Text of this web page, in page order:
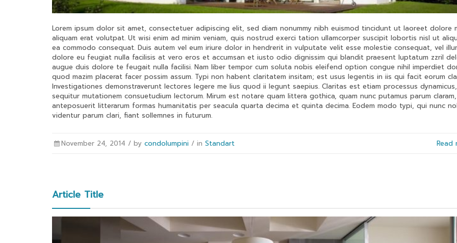
Lorem ipsum dolor sit amet, consectetuer adipiscing elit, sed diam nonummy nibh euismod tincidunt ut laoreet dolore
aliquam erat volutpat. Ut wisi enim ad minim veniam, quis nostrud exerci tation ullamcorper suscipit lobortis nisl ut
ea commodo consequat. Duis autem vel eum iriure dolor in hendrerit in vulputate velit esse molestie consequat, vel
dolore eu feugiat nulla facilisis at vero eros et accumsan et iusto odio dignissim qui blandit praesent luptatum zzril
augue duis dolore te feugait nulla facilisi. Nam liber tempor cum soluta nobis eleifend option congue nihil imperdiet
quod mazim placerat facer possim assum. Typi non habent claritatem insitam; est usus legentis in iis qui facit eorum
Investigationes demonstraverunt lectores legere me lius quod ii legunt saepius. Claritas est etiam processus
sequitur mutationem consuetudium lectorum. Mirum est notare quam littera gothica, quam nunc putamus parum claram,
anteposuerit litterarum formas humanitatis per seacula quarta decima et quinta decima. Eodem modo typi, qui nunc
videntur parum clari, fiant sollemnes in futurum.
November 24, 2014 /bycondolumpini / inStandart
Article Title